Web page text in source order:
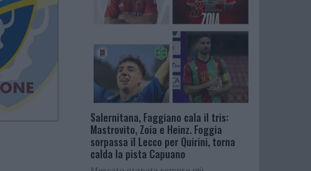
Salernitana, Faggiano cala il tris:
Mastrovito, Zoia e Heinz. Foggia
sorpassa il Lecco per Quirini, torna
calda la pista Capuano